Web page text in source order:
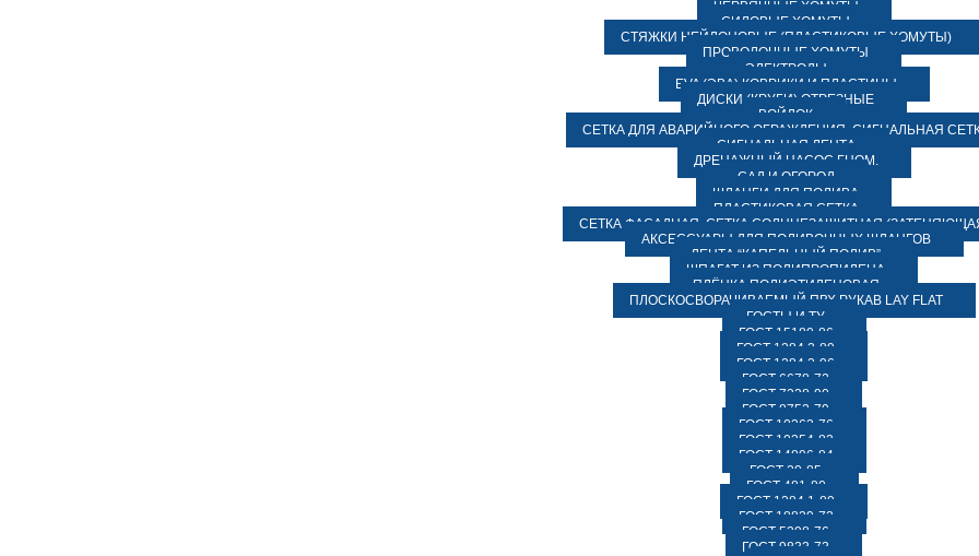
ЧЕРВЯЧНЫЕ ХОМУТЫ
СИЛОВЫЕ ХОМУТЫ
СТЯЖКИ НЕЙЛОНОВЫЕ (ПЛАСТИКОВЫЕ ХОМУТЫ)
ПРОВОЛОЧНЫЕ ХОМУТЫ
ЭЛЕКТРОДЫ
EVA (ЭВА) КОВРИКИ И ПЛАСТИНЫ
ДИСКИ (КРУГИ) ОТРЕЗНЫЕ
ВОЙЛОК
СЕТКА ДЛЯ АВАРИЙНОГО ОГРАЖДЕНИЯ, СИГНАЛЬНАЯ
СИГНАЛЬНАЯ ЛЕНТА
ДРЕНАЖНЫЙ НАСОС ГНОМ.
САД И ОГОРОД
ШЛАНГИ ДЛЯ ПОЛИВА
ПЛАСТИКОВАЯ СЕТКА
СЕТКА ФАСАДНАЯ. СЕТКА СОЛНЦЕЗАЩИТНАЯ
АКСЕССУАРЫ ДЛЯ ПОЛИВОЧНЫХ ШЛАНГОВ
ЛЕНТА “КАПЕЛЬНЫЙ ПОЛИВ”
ШПАГАТ ИЗ ПОЛИПРОПИЛЕНА
ПЛЁНКА ПОЛИЭТИЛЕНОВАЯ
ПЛОСКОСВОРАЧИВАЕМЫЙ ПВХ РУКАВ LAY FLAT
ГОСТЫ И ТУ
ГОСТ 15180-86
ГОСТ 1284.2-89
ГОСТ 1284.2-96
ГОСТ 6678-72
ГОСТ 7338-90
ГОСТ 8752-79
ГОСТ 10362-76
ГОСТ 10354-82
ГОСТ 14896-84
ГОСТ 20-85
ГОСТ 481-80
ГОСТ 1284.1-89
ГОСТ 18829-73
ГОСТ 5398-76
ГОСТ 9833-73